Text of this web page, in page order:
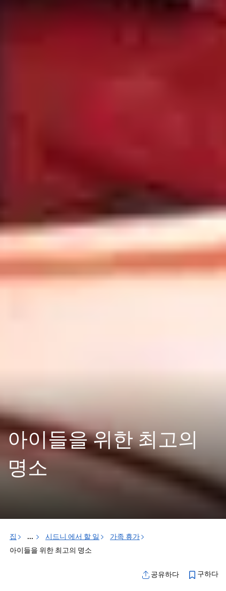
아이들을 위한 최고의
명소
집 ... 시드니 에서 할 일
가족 휴가
아이들을 위한 최고의 명소
공유하다 구하다